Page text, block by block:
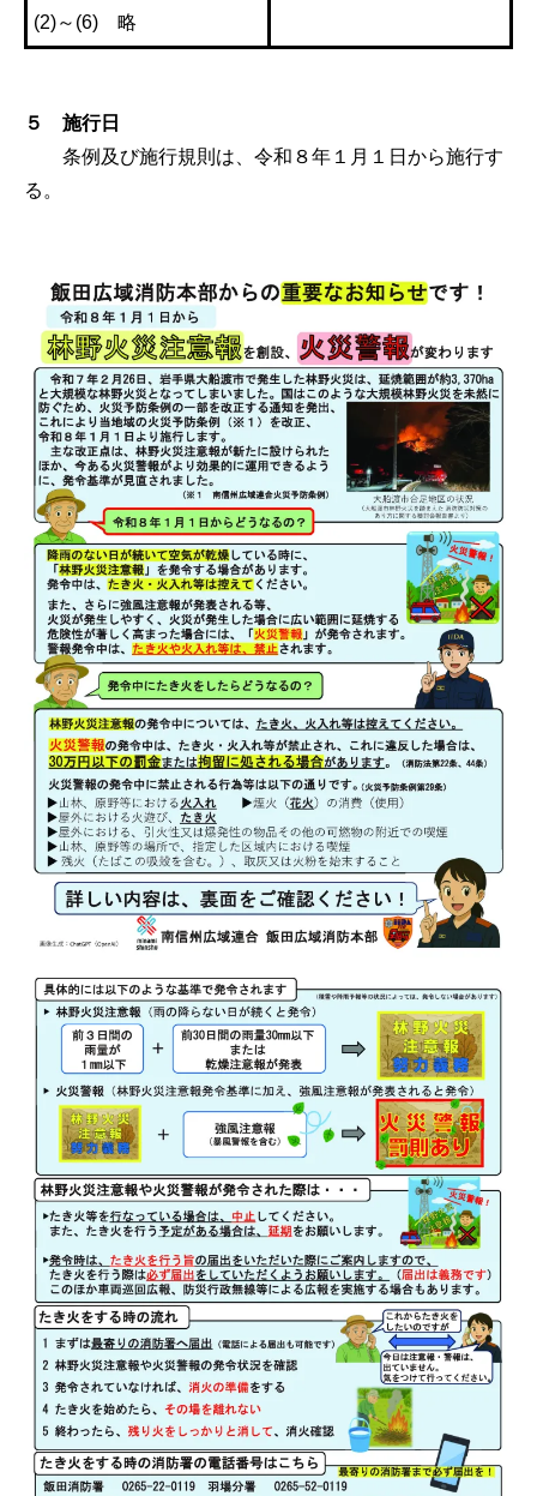
(2)～(6) 略
５ 施行日
条例及び施行規則は、令和８年１月１日から施行す
る。